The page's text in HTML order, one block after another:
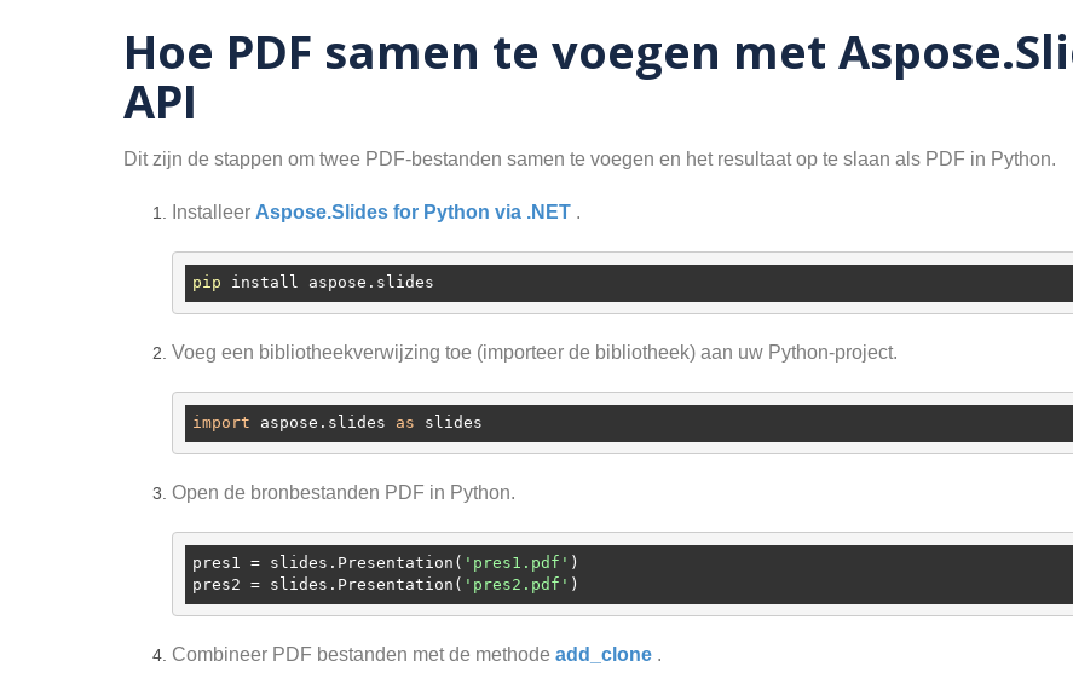
Hoe PDF samen te voegen met
API
Dit zijn de stappen om twee PDF-bestanden samen te voegen en het resultaat op te slaan als PDF in Python.
Installeer Aspose.Slides for Python via .NET .
pip
Voeg een bibliotheekverwijzing toe (importeer de bibliotheek) aan uw Python-project.
import aspose.slides as
Open de bronbestanden PDF in Python.
pres1 = slides.Presentation( 'pres1.pdf'
pres2 = slides.Presentation( 'pres2.pdf'
Combineer PDF bestanden met de methode add_clone .